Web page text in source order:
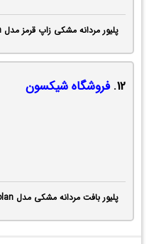
پلیور مردانه مشکی زاپ قرمز مدل solan
12. فروشگاه شیکسون
پلیور بافت مردانه مشکی مدل solan زاپ زرشکی